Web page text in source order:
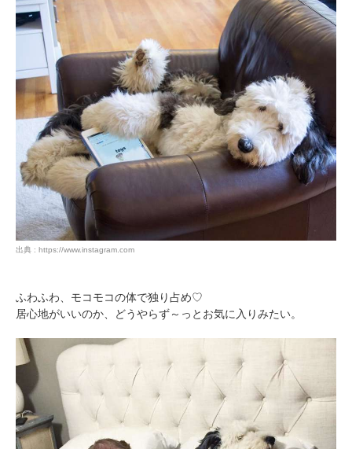
出典 : https://www.instagram.com
ふわふわ、モコモコの体で独り占め♡
居心地がいいのか、どうやらず～っとお気に入りみたい。